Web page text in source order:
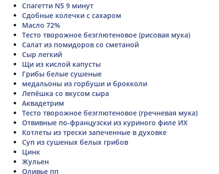
Спагетти N5 9 минут
Сдобные колечки с сахаром
Масло 72%
Тесто творожное безглютеновое (рисовая мука)
Салат из помидоров со сметаной
Сыр легкий
Щи из кислой капусты
Грибы белые сушеные
медальоны из горбуши и брокколи
Лепёшка со вкусом сыра
Аквадетрим
Тесто творожное безглютеновое (гречневая мука)
Отвивные по-французски из куриного филе ИХ
Котлеты из трески запеченные в духовке
Суп из сушеных белых грибов
Цинк
Жульен
Оливье пп